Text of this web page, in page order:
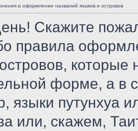
и оформление названий языков и островов
Скажите
правила
которые
форме, а в
языки путунхуа
или, скажем,